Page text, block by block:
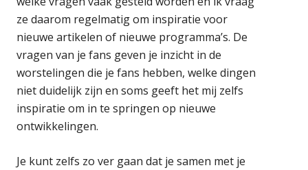
ze daarom regelmatig om inspiratie voor
nieuwe artikelen of nieuwe programma’s. De
vragen van je fans geven je inzicht in de
worstelingen die je fans hebben, welke dingen
niet duidelijk zijn en soms geeft het mij zelfs
inspiratie om in te springen op nieuwe
ontwikkelingen.
Je kunt zelfs zo ver gaan dat je samen met je